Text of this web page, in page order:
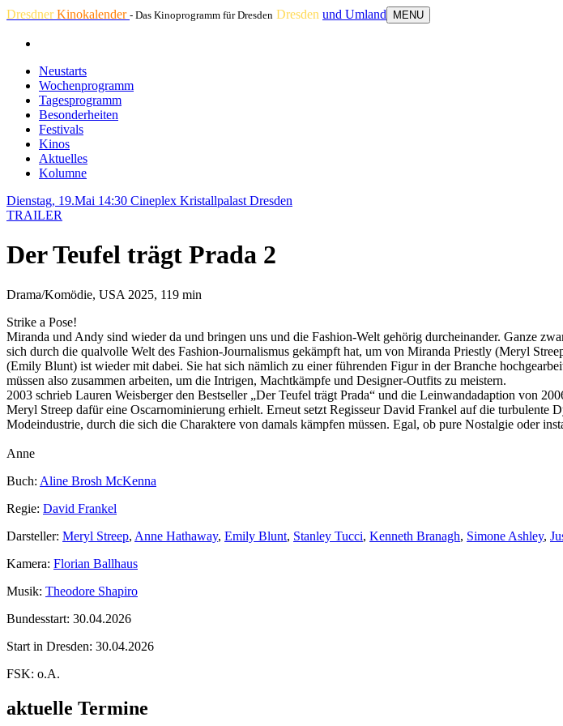
DresdnerKinokalender - Das Kinoprogramm für Dresden Dresden und Umland MENU
Neustarts
Wochenprogramm
Tagesprogramm
Besonderheiten
Festivals
Kinos
Aktuelles
Kolumne
Dienstag, 19.Mai 14:30 Cineplex Kristallpalast Dresden
TRAILER
Der Teufel trägt Prada 2
Drama/Komödie, USA 2025, 119 min
Strike a Pose!
Miranda und Andy sind wieder da und bringen uns und die Fashion-Welt gehörig durcheinander. Ganze
sich durch die qualvolle Welt des Fashion-Journalismus gekämpft hat, um von Miranda Priestly (Meryl
(Emily Blunt) ist wieder mit dabei. Sie hat sich nämlich zu einer führenden Figur in der Branche
müssen also zusammen arbeiten, um die Intrigen, Machtkämpfe und Designer-Outfits zu meistern.
2003 schrieb Lauren Weisberger den Bestseller „Der Teufel trägt Prada“ und die Leinwandadaption von
Meryl Streep dafür eine Oscarnominierung erhielt. Erneut setzt Regisseur David Frankel auf die
Modeindustrie, durch die sich die Charaktere von damals kämpfen müssen. Egal, ob pure Nostalgie oder
Anne
Buch: Aline Brosh McKenna
Regie: David Frankel
Darsteller: Meryl Streep, Anne Hathaway, Emily Blunt, Stanley Tucci, Kenneth Branagh, Simone Ashley,
Kamera: Florian Ballhaus
Musik: Theodore Shapiro
Bundesstart: 30.04.2026
Start in Dresden: 30.04.2026
FSK: o.A.
aktuelle Termine